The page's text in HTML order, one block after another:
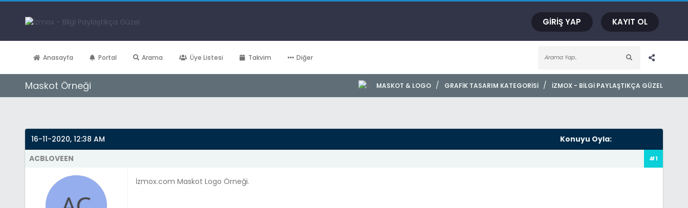
GIRIŞ YAP KAYIT OL
Anasayfa Portal Arama Üye Listesi Takvim Diğer
Maskot Örneği İZMOX - BILGI PAYLAŞTIKÇA GÜZEL
/
GRAFIK TASARIM KATEGORISI
/
MASKOT & LOGO
Konuyu Oyla:
16-11-2020, 12:38 AM
ACBLOVEEN
#1
İzmox.com Maskot Logo Örneği.